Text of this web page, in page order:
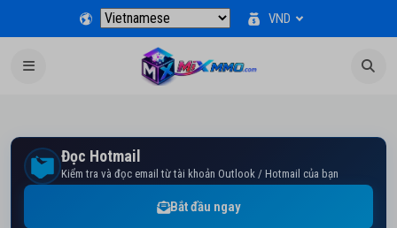
VND
Đọc Hotmail
Kiểm tra và đọc email từ tài khoản Outlook / Hotmail của bạn
Bắt đầu ngay